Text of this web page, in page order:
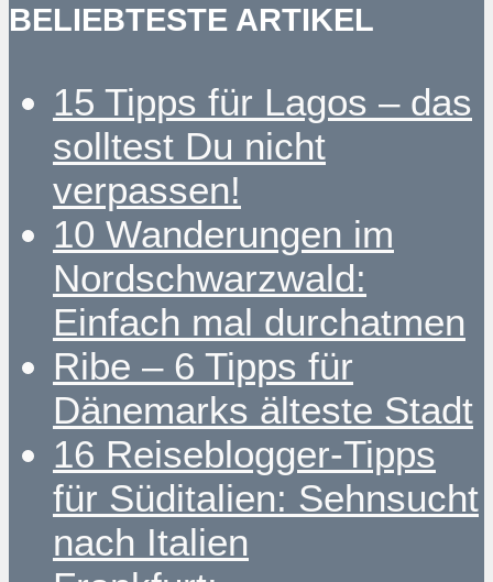
BELIEBTESTE ARTIKEL
15 Tipps für Lagos – das
solltest Du nicht
verpassen!
10 Wanderungen im
Nordschwarzwald:
Einfach mal durchatmen
Ribe – 6 Tipps für
Dänemarks älteste Stadt
16 Reiseblogger-Tipps
für Süditalien: Sehnsucht
nach Italien